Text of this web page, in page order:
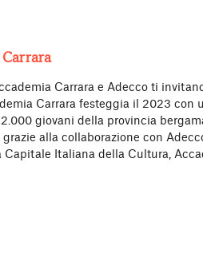
Carrara e Adecco ti
Carrara festeggia il 2023 con
giovani della provincia
alla collaborazione con
Capitale Italiana della Cultura,